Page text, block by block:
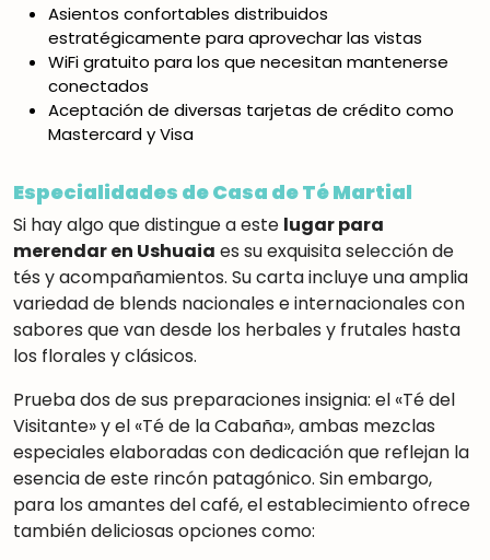
Asientos confortables distribuidos
estratégicamente para aprovechar las vistas
WiFi gratuito para los que necesitan mantenerse
conectados
Aceptación de diversas tarjetas de crédito como
Mastercard y Visa
Especialidades de Casa de Té Martial
Si hay algo que distingue a este lugar para
merendar en Ushuaia es su exquisita selección de
tés y acompañamientos. Su carta incluye una amplia
variedad de blends nacionales e internacionales con
sabores que van desde los herbales y frutales hasta
los florales y clásicos.
Prueba dos de sus preparaciones insignia: el «Té del
Visitante» y el «Té de la Cabaña», ambas mezclas
especiales elaboradas con dedicación que reflejan la
esencia de este rincón patagónico. Sin embargo,
para los amantes del café, el establecimiento ofrece
también deliciosas opciones como: